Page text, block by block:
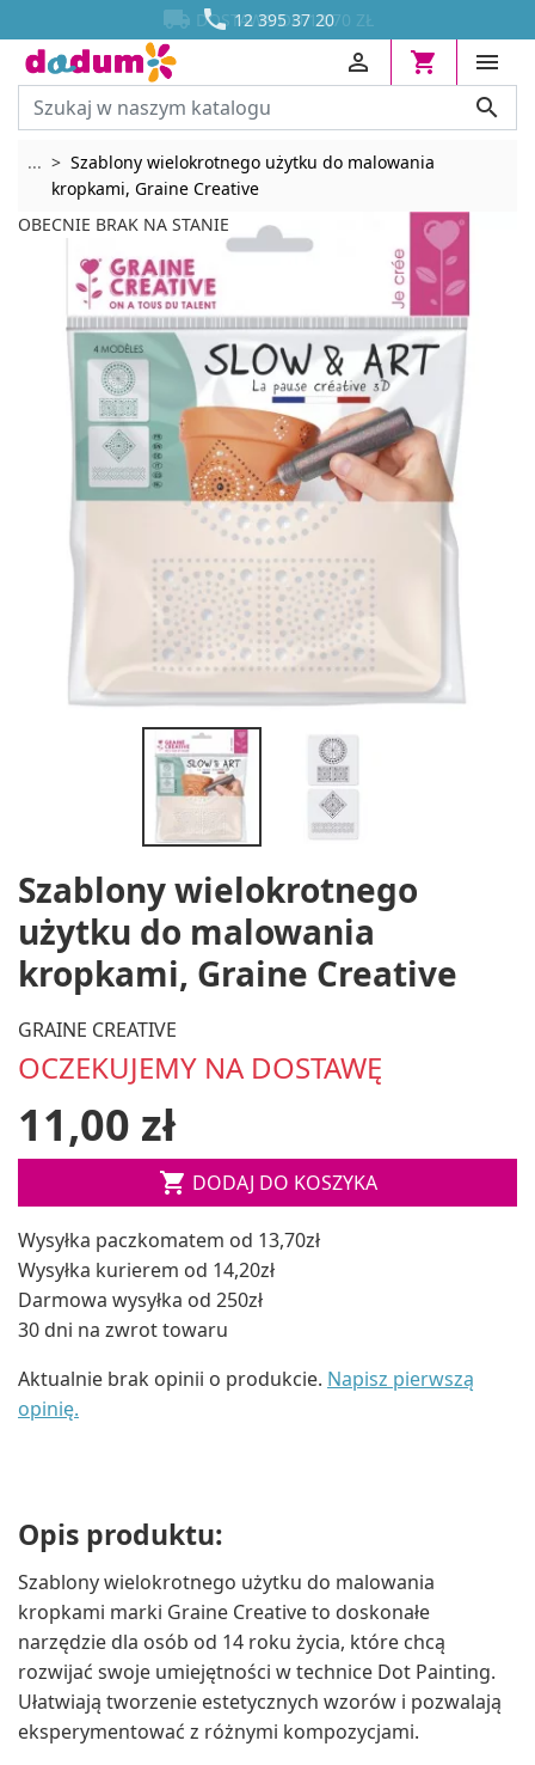
 12 395 37 20
 DOSTAWA OD 13,70 ZŁ






... Rozwiń breadcrumbs
Szablony wielokrotnego użytku do malowania
kropkami, Graine Creative
OBECNIE BRAK NA STANIE
Szablony wielokrotnego
użytku do malowania
kropkami, Graine Creative
GRAINE CREATIVE
OCZEKUJEMY NA DOSTAWĘ
11,00 zł
 DODAJ DO KOSZYKA
Wysyłka paczkomatem od 13,70zł
Wysyłka kurierem od 14,20zł
Darmowa wysyłka od 250zł
30 dni na zwrot towaru
Aktualnie brak opinii o produkcie. Napisz pierwszą
opinię.
Opis produktu:
Szablony wielokrotnego użytku do malowania
kropkami marki Graine Creative to doskonałe
narzędzie dla osób od 14 roku życia, które chcą
rozwijać swoje umiejętności w technice Dot Painting.
Ułatwiają tworzenie estetycznych wzorów i pozwalają
eksperymentować z różnymi kompozycjami.